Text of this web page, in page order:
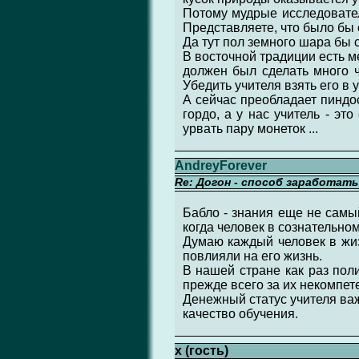
Потому мудрые
Представляете, что было
Да тут пол земного шара бы
В восточной традиции есть
должен был сделать много
Убедить учителя взять его в
А сейчас преобладает
гордо, а у нас учитель -
урвать пару монеток ...
AndreyForever
Re: Догон - способ
Бабло - знания еще не
когда человек в
Думаю каждый человек в
повлияли на его жизнь.
В нашей стране как раз
прежде всего за их
Денежный статус учителя
качество обучения.
x (гость)